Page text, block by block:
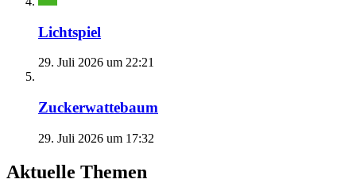
Lichtspiel
29. Juli 2026 um 22:21
Zuckerwattebaum
29. Juli 2026 um 17:32
Aktuelle Themen